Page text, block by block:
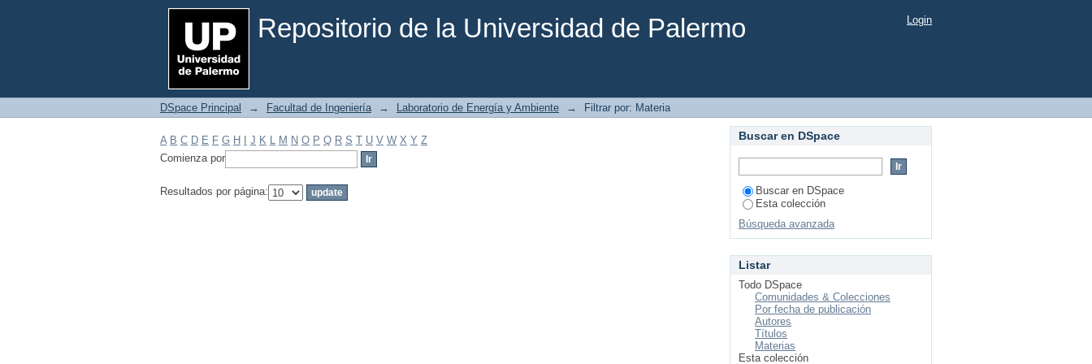
Repositorio de la Universidad de Palermo
Filtrar por: Materia Login
DSpace Principal → Facultad de Ingeniería → Laboratorio de Energía y Ambiente → Filtrar por: Materia
A B C D E F G H J K L M N O P Q R S T U V W X Y Z
Comienza por
Resultados por página:
Buscar en DSpace
Buscar en DSpace
Esta colección
Búsqueda avanzada
Listar
Todo DSpace
Comunidades & Colecciones
Por fecha de publicación
Autores
Títulos
Materias
Esta colección